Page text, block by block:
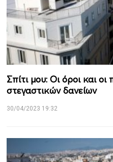
Σπίτι μου: Οι όροι και
στεγαστικών δανείων
30/04/2023 19:32